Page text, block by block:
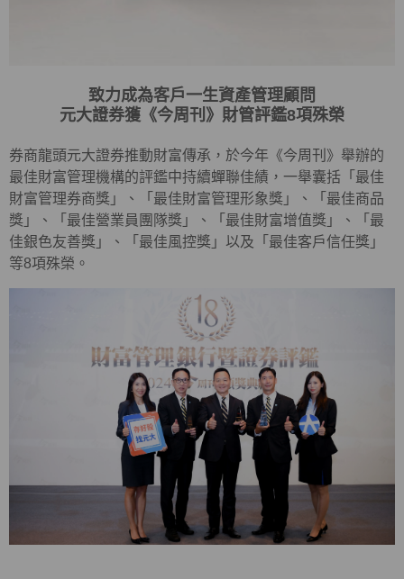
致力成為客戶一生資產管理顧問
元大證券獲《今周刊》財管評鑑8項殊榮
券商龍頭元大證券推動財富傳承，於今年《今周刊》舉辦的
最佳財富管理機構的評鑑中持續蟬聯佳績，一舉囊括「最佳
財富管理券商獎」、「最佳財富管理形象獎」、「最佳商品
獎」、「最佳營業員團隊獎」、「最佳財富增值獎」、「最
佳銀色友善獎」、「最佳風控獎」以及「最佳客戶信任獎」
等8項殊榮。